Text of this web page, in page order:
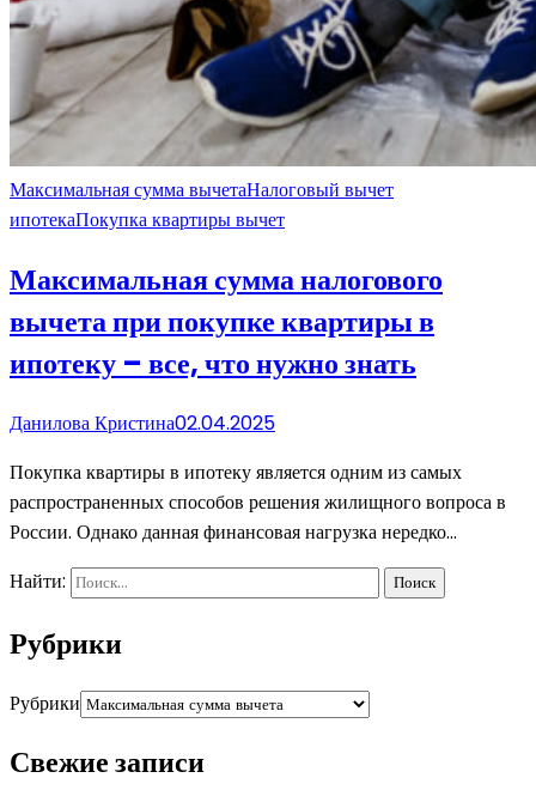
Максимальная сумма вычетаНалоговый вычет
ипотекаПокупка квартиры вычет
Максимальная сумма налогового
вычета при покупке квартиры в
ипотеку – все, что нужно знать
Данилова Кристина02.04.2025
Покупка квартиры в ипотеку является одним из самых
распространенных способов решения жилищного вопроса в
России. Однако данная финансовая нагрузка нередко…
Найти:
Рубрики
Рубрики
Свежие записи